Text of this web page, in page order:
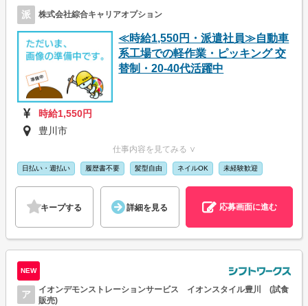
派 株式会社綜合キャリアオプション
≪時給1,550円・派遣社員≫自動車
系工場での軽作業・ピッキング 交
替制・20-40代活躍中
時給1,550円
豊川市
仕事内容を見てみる ∨
日払い・週払い 履歴書不要 髪型自由 ネイルOK 未経験歓迎
キープする 詳細を見る 応募画面に進む
NEW
ア
イオンデモンストレーションサービス イオンスタイル豊川 (試食
販売)